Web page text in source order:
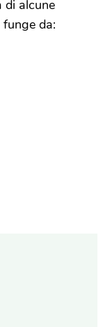
di alcune
da: